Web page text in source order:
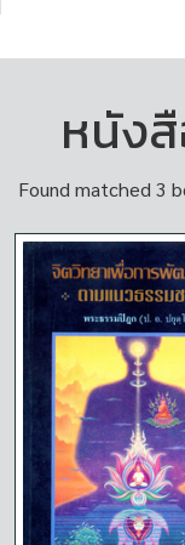
หนัง
Found matched 3